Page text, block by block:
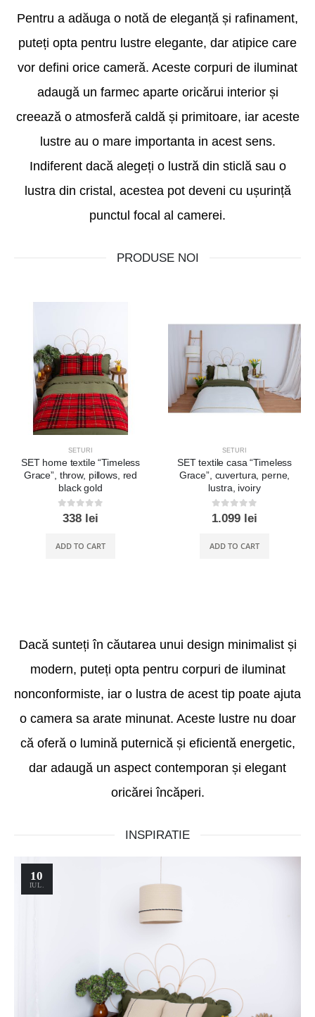
Pentru a adăuga o notă de eleganță și rafinament,
puteți opta pentru lustre elegante, dar atipice care
vor defini orice cameră. Aceste corpuri de iluminat
adaugă un farmec aparte oricărui interior și
creează o atmosferă caldă și primitoare, iar aceste
lustre au o mare importanta in acest sens.
Indiferent dacă alegeți o lustră din sticlă sau o
lustra din cristal, acestea pot deveni cu ușurință
punctul focal al camerei.
PRODUSE NOI
SETURI
SET home textile “Timeless
Grace”, throw, pillows, red
black gold
out of 5
338 lei
ADD TO CART
SETURI
SET textile casa “Timeless
Grace”, cuvertura, perne,
lustra, ivoiry
0out of 5
1.099 lei
ADD TO CART
Dacă sunteți în căutarea unui design minimalist și
modern, puteți opta pentru corpuri de iluminat
nonconformiste, iar o lustra de acest tip poate ajuta
o camera sa arate minunat. Aceste lustre nu doar
că oferă o lumină puternică și eficientă energetic,
dar adaugă un aspect contemporan și elegant
oricărei încăperi.
INSPIRATIE
10
IUL.